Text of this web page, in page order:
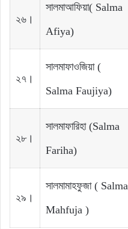
২৬।
সালমা‌‌আফিয়া‌‌( Salma
Afiya)
২৭।
সালমা‌‌ফাওজিয়া‌‌ (
Salma Faujiya)
২৮।
সালমা‌‌ফারিহা‌ ‌(Salma
Fariha)
২৯।
সালমা‌‌মাহফুজা‌‌ ‌( Salma
Mahfuja )